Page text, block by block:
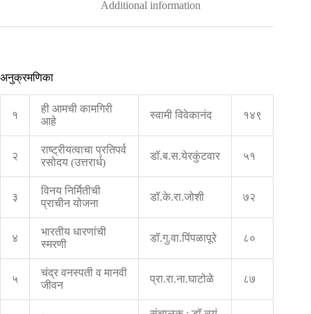
Additional information
अनुक्रमणिका
१
ही आमची कामगिरी
आहे
स्वामी विवेकानंद १४९
२
राष्ट्रीयत्वाचा प्रतिपर्व
रसोदय (उत्तरार्ध)
डॉ.ब.स.येरकुंटवार ५१
३
विनय निर्मितीची
प्राचीन योजना
डॉ.के.रा.जोशी ७२
४
भारतीय धारणांची
स्मरणी
डॉ.गु.वा.पिंपळापूरे ८०
५
चंद्र वनस्पती व मानवी
जीवन
प्रा.रा.ना.घाटोळे ८७